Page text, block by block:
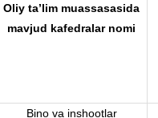
Oliy ta’lim muassasasida
mavjud kafedralar nomi
Bino va inshootlar